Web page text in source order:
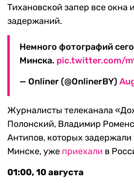
Тихановской запер все окна
задержаний.
Немного фотографий
Минска. pic.twitter.com/
— Onliner (@OnlinerBY)
Журналисты телеканала
Полонский, Владимир
Антипов, которых задержали
Минске, уже приехали в
01:00, 10 августа